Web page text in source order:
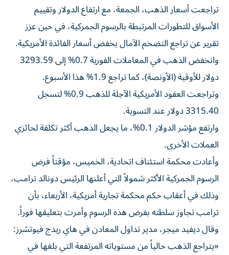
تراجعت أسعار الذهب، الجمعة، مع ارتفاع الدولار وتقييم
الأسواق للتطورات المرتبطة بالرسوم الجمركية، في حين عزز
تقرير عن تراجع التضخم الآمال بخفض أسعار الفائدة الأمريكية.
وانخفض الذهب في المعاملات الفورية 0.7% إلى 3293.59
دولار للأوقية (الأونصة)، كما تراجع 1.9% هذا الأسبوع.
وتراجعت العقود الأمريكية الآجلة للذهب 0.9% لتسجل
3315.40 دولار عند التسوية.
وارتفع مؤشر الدولار 0.1%، ما يجعل الذهب أكثر تكلفة لحائزي
العملات الأخرى.
وأعادت محكمة استئناف اتحادية، الخميس، مؤقتاً فرض
الرسوم الجمركية الأكثر شمولاً التي أعلنها الرئيس دونالد ترامب،
وذلك في أعقاب حكم محكمة تجارية أمريكية، الأربعاء، بأن
ترامب تجاوز سلطته بفرض هذه الرسوم وأمرت بتعليقها فوراً.
وقال ديفيد ميجر، مدير تداول المعادن في هاي ريدج فيوتشرز:
«يتراجع الذهب حالياً من مستوياته المرتفعة التي بلغها في